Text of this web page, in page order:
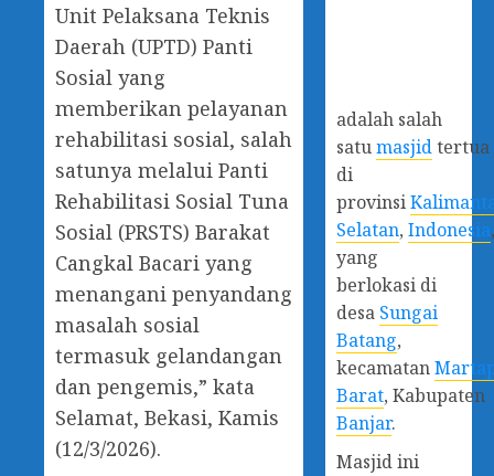
Unit Pelaksana Teknis
Daerah (UPTD) Panti
Sosial yang
memberikan pelayanan
rehabilitasi sosial, salah
satunya melalui Panti
Rehabilitasi Sosial Tuna
Sosial (PRSTS) Barakat
Cangkal Bacari yang
menangani penyandang
masalah sosial
termasuk gelandangan
dan pengemis,” kata
Selamat, Bekasi, Kamis
(12/3/2026).
adalah salah
satumasjidtertua
di
provinsi
Selatan,Indonesia
yang
berlokasi di
desa Sungai
Batang,
kecamatan
Barat, Kabupaten
Banjar.
Masjid ini